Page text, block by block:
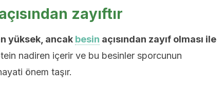
zayıftır
yüksek, ancak besin açısından zayıf olması ile
nadiren içerir ve bu besinler sporcunun
önem taşır.